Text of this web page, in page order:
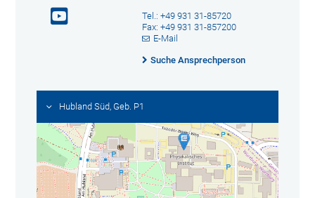
Tel.: +49 931 31-85720
Fax: +49 931 31-857200
E-Mail
Suche Ansprechperson
Hubland Süd, Geb. P1